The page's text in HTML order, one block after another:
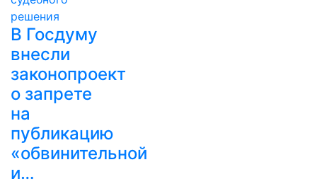
В Госдуму
внесли
законопроект
о запрете
на
публикацию
«обвинительной
и…